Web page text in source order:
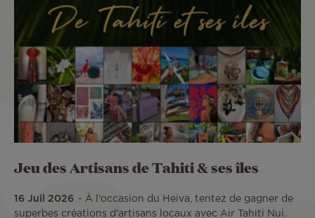
Jeu des Artisans de Tahiti & ses îles
16 Juil 2026
À l'occasion du Heiva, tentez de gagner de
superbes créations d'artisans locaux avec Air Tahiti Nui.